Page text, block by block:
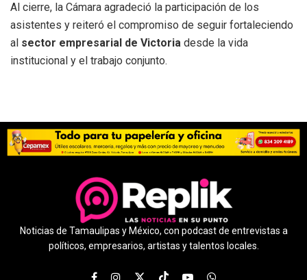
Al cierre, la Cámara agradeció la participación de los
asistentes y reiteró el compromiso de seguir fortaleciendo
al sector empresarial de Victoria desde la vida
institucional y el trabajo conjunto.
Noticias de Tamaulipas y México, con podcast de entrevistas a
políticos, empresarios, artistas y talentos locales.